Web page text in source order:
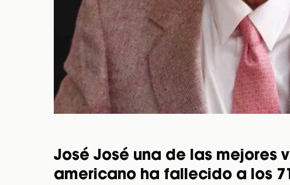
José José una de las mejores
americano ha fallecido a los